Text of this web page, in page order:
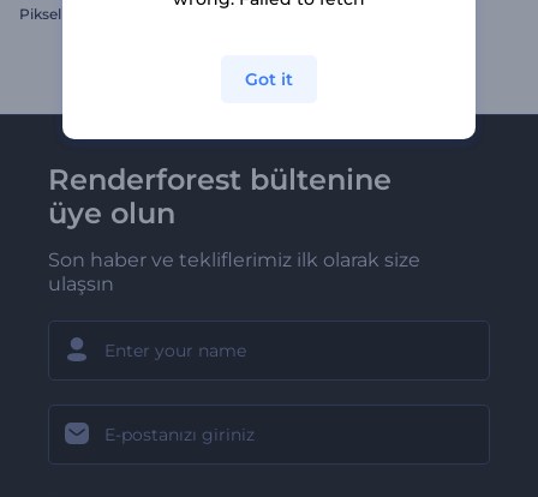
Pikselleştirilmiş Glitch Logo
Renderforest bültenine
üye olun
Son haber ve tekliflerimiz ilk olarak size
ulaşsın
Got it